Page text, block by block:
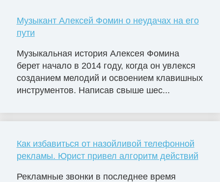
Музыкант Алексей Фомин о неудачах на его
пути
Музыкальная история Алексея Фомина
берет начало в 2014 году, когда он увлекся
созданием мелодий и освоением клавишных
инструментов. Написав свыше шес...
Как избавиться от назойливой телефонной
рекламы. Юрист привел алгоритм действий
Рекламные звонки в последнее время